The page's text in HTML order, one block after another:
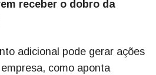
receber o dobro da
adicional pode gerar ações
como aponta